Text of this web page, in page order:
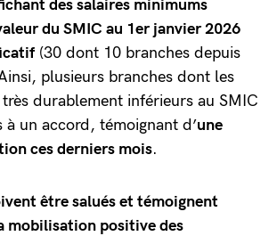
des salaires minimums
du SMIC au 1er janvier 2026
(30 dont 10 branches depuis
plusieurs branches dont les
durablement inférieurs au SMIC
à un accord, témoignant d’une
ces derniers mois.
être salués et témoignent
mobilisation positive des